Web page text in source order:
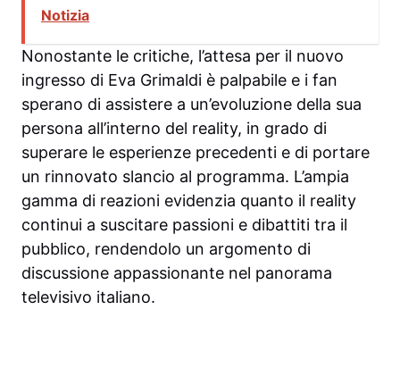
Notizia
Nonostante le critiche, l’attesa per il nuovo
ingresso di Eva Grimaldi è palpabile e i fan
sperano di assistere a un’evoluzione della sua
persona all’interno del reality, in grado di
superare le esperienze precedenti e di portare
un rinnovato slancio al programma. L’ampia
gamma di reazioni evidenzia quanto il reality
continui a suscitare passioni e dibattiti tra il
pubblico, rendendolo un argomento di
discussione appassionante nel panorama
televisivo italiano.